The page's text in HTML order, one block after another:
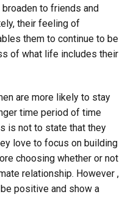
to friends and
their feeling of
them to continue to be
of what life includes their
are more likely to stay
time period of time
is not to state that they
love to focus on building
choosing whether or not
relationship. However ,
positive and show a